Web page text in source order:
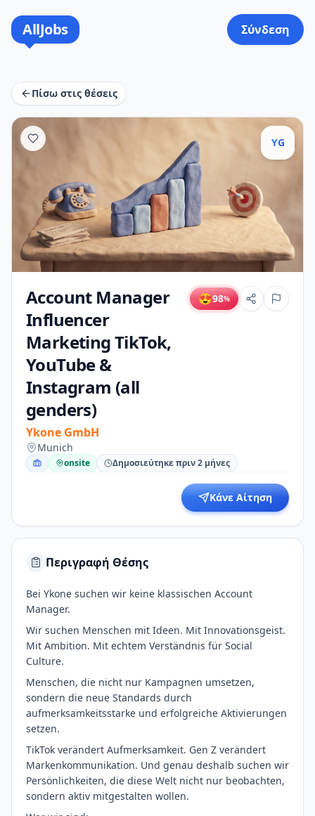
AllJobs Σύνδεση
Πίσω στις θέσεις
YG
Account Manager
Influencer
Marketing TikTok,
YouTube &
Instagram (all
genders)
Ykone GmbH
😍98%
Munich
onsite Δημοσιεύτηκε πριν 2 μήνες
Κάνε Αίτηση
Περιγραφή Θέσης
Bei Ykone suchen wir keine klassischen Account
Manager.
Wir suchen Menschen mit Ideen. Mit Innovationsgeist.
Mit Ambition. Mit echtem Verständnis für Social
Culture.
Menschen, die nicht nur Kampagnen umsetzen,
sondern die neue Standards durch
aufmerksamkeitsstarke und erfolgreiche Aktivierungen
setzen.
TikTok verändert Aufmerksamkeit. Gen Z verändert
Markenkommunikation. Und genau deshalb suchen wir
Persönlichkeiten, die diese Welt nicht nur beobachten,
sondern aktiv mitgestalten wollen.